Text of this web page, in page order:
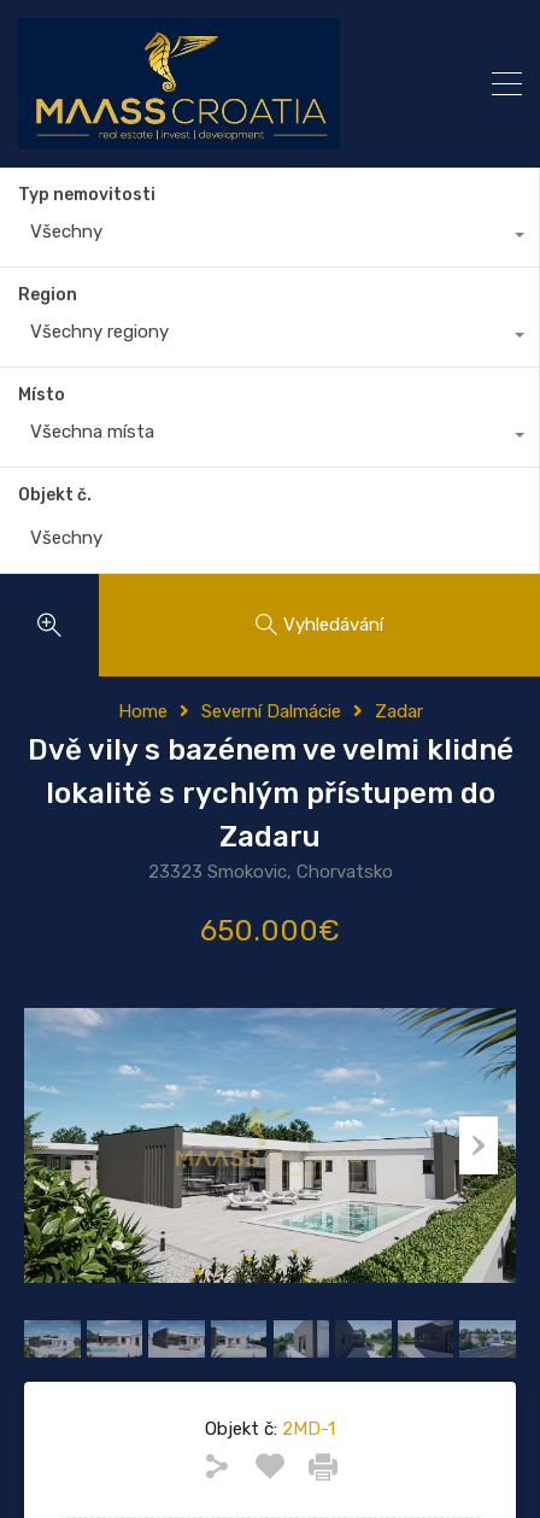
Typ nemovitosti
Všechny
Region
Všechny regiony
Místo
Všechna místa
Objekt č.
Vyhledávání
Home Severní Dalmácie Zadar
Dvě vily s bazénem ve velmi klidné
lokalitě s rychlým přístupem do
Zadaru
23323 Smokovic, Chorvatsko
650.000€
Objekt č: 2MD-1